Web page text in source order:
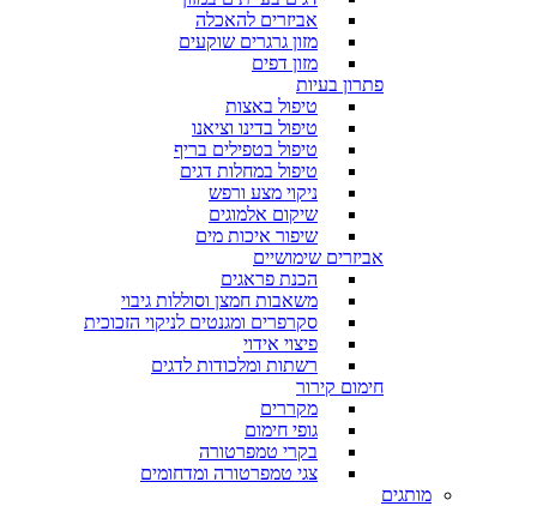
אביזרים להאכלה
מזון גרגרים שוקעים
מזון דפים
פתרון בעיות
טיפול באצות
טיפול בדינו וציאנו
טיפול בטפילים בריף
טיפול במחלות דגים
ניקוי מצע ורפש
שיקום אלמוגים
שיפור איכות מים
אביזרים שימושיים
הכנת פראגים
משאבות חמצן וסוללות גיבוי
סקרפרים ומגנטים לניקוי הזכוכית
פיצוי אידוי
רשתות ומלכודות לדגים
חימום קירור
מקררים
גופי חימום
בקרי טמפרטורה
צגי טמפרטורה ומדחומים
מותגים